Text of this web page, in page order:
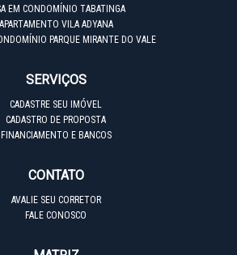
EM CONDOMÍNIO TABATINGA
APARTAMENTO VILA ADYANA
PARQUE MIRANTE DO VALE
SERVIÇOS
CADASTRE SEU IMÓVEL
CADASTRO DE PROPOSTA
FINANCIAMENTO E BANCOS
CONTATO
AVALIE SEU CORRETOR
FALE CONOSCO